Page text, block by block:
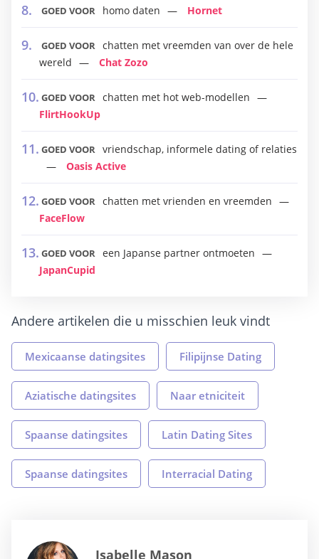
GOED VOOR homo daten Hornet
GOED VOOR chatten met vreemden van over de hele
wereld
Chat Zozo
GOED VOOR chatten met hot web-modellen
FlirtHookUp
GOED VOOR vriendschap, informele dating of relaties
Oasis Active
GOED VOOR chatten met vrienden en vreemden
FaceFlow
GOED VOOR een Japanse partner ontmoeten
JapanCupid
Andere artikelen die u misschien leuk vindt
Mexicaanse datingsites Filipijnse Dating
Aziatische datingsites Naar etniciteit
Spaanse datingsites Latin Dating Sites
Spaanse datingsites Interracial Dating
Isabelle Mason